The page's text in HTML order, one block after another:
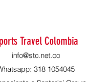
Travel Colombia
info@stc.net.co
318 1054045